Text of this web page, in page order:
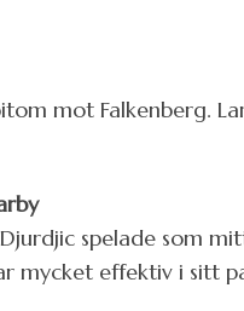
mot Falkenberg.
spelade som
mycket effektiv i sitt